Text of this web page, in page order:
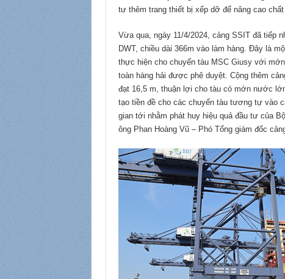
tư thêm trang thiết bị xếp dỡ để nâng cao
Vừa qua, ngày 11/4/2024, cảng SSIT đã tiếp
DWT, chiều dài 366m vào làm hàng. Đây là
thực hiện cho chuyến tàu MSC Giusy với
toàn hàng hải được phê duyệt. Cộng thêm
đạt 16,5 m, thuận lợi cho tàu có mớn nước
tạo tiền đề cho các chuyến tàu tương tự vào
gian tới nhằm phát huy hiệu quả đầu tư của
ông Phan Hoàng Vũ – Phó Tổng giám đốc